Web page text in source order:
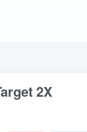
2X